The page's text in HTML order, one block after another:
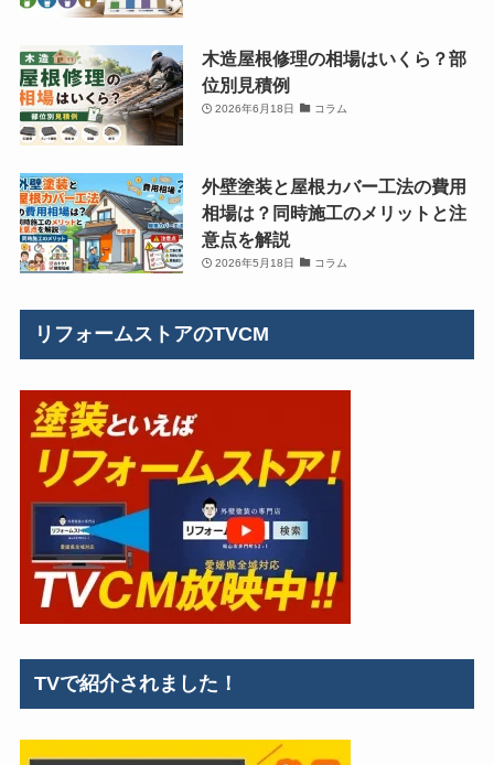
木造屋根修理の相場はいくら？部
位別見積例
2026年6月18日 コラム
外壁塗装と屋根カバー工法の費用
相場は？同時施工のメリットと注
意点を解説
2026年5月18日 コラム
リフォームストアのTVCM
TVで紹介されました！